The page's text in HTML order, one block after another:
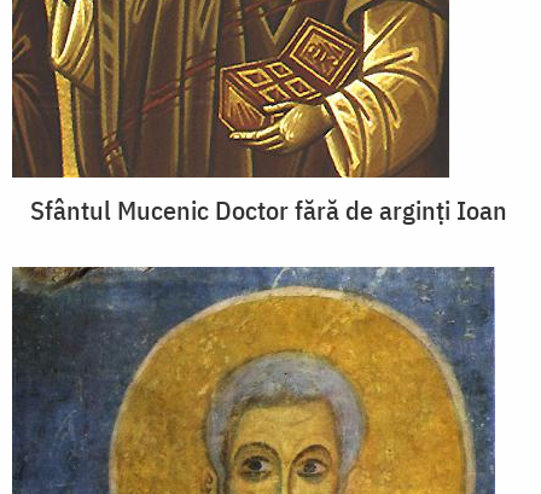
Sfântul Mucenic Doctor fără de arginți Ioan